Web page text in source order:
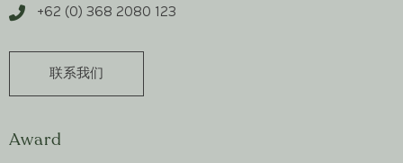
+62 (0) 368 2080 123
联系我们
Award